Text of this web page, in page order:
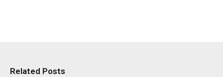
Related Posts